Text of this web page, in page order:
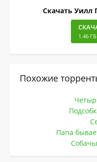
Скачать Уилл
1.46 ГБ
Похожие
Папа